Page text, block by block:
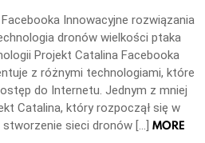
Innowacyjne rozwiązania
dronów wielkości ptaka
Projekt Catalina Facebooka
z różnymi technologiami, które
do Internetu. Jednym z mniej
Catalina, który rozpoczął się w
stworzenie sieci dronów […] MORE